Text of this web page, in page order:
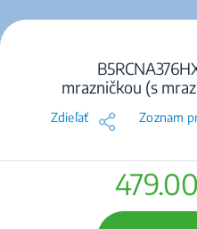
mrazničkou (s
Zdieľať Zoznam